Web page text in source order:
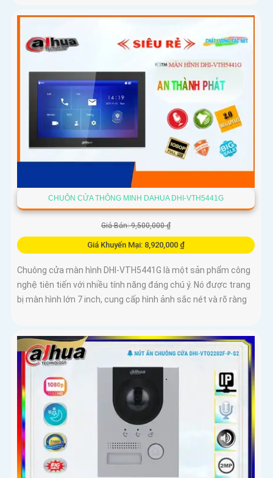
CHUÔN CỬA THÔNG MINH DAHUA DHI-VTH5441G
Giá Bán: 9,500,000 ₫
Giá Khuyến Mại: 8,920,000 ₫
Chuông cửa màn hình DHI-VTH5441G là một sản phẩm công
nghệ tiên tiến với nhiều tính năng đáng chú ý. Nó được trang
bị màn hình lớn 7 inch, cung cấp hình ảnh sắc nét và rõ ràng